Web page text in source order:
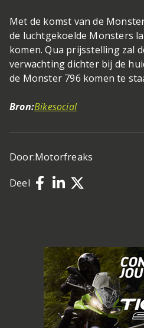
Met de komst van de
de luchtgekoelde Monsters
komen. Qua prijsstelling zal
verwachting dichter bij de
de Monster 796 komen te
Bron:Bikesocial
Door:Motorfreaks
Deel